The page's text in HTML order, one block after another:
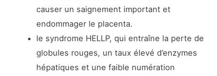
causer un saignement important et
endommager le placenta.
le syndrome HELLP, qui entraîne la perte de
globules rouges, un taux élevé d’enzymes
hépatiques et une faible numération